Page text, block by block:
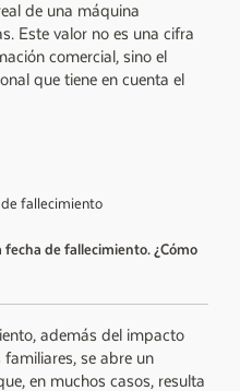
de una máquina
Este valor no es una cifra
comercial, sino el
que tiene en cuenta el
fecha de fallecimiento. ¿Cómo
además del impacto
se abre un
en muchos casos, resulta